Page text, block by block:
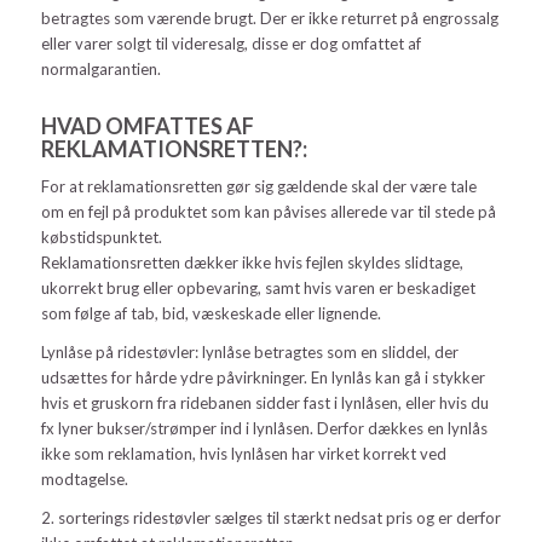
betragtes som værende brugt. Der er ikke returret på engrossalg
eller varer solgt til videresalg, disse er dog omfattet af
normalgarantien.
HVAD OMFATTES AF
REKLAMATIONSRETTEN?:
For at reklamationsretten gør sig gældende skal der være tale
om en fejl på produktet som kan påvises allerede var til stede på
købstidspunktet.
Reklamationsretten dækker ikke hvis fejlen skyldes slidtage,
ukorrekt brug eller opbevaring, samt hvis varen er beskadiget
som følge af tab, bid, væskeskade eller lignende.
Lynlåse på ridestøvler: lynlåse betragtes som en sliddel, der
udsættes for hårde ydre påvirkninger. En lynlås kan gå i stykker
hvis et gruskorn fra ridebanen sidder fast i lynlåsen, eller hvis du
fx lyner bukser/strømper ind i lynlåsen. Derfor dækkes en lynlås
ikke som reklamation, hvis lynlåsen har virket korrekt ved
modtagelse.
2. sorterings ridestøvler sælges til stærkt nedsat pris og er derfor